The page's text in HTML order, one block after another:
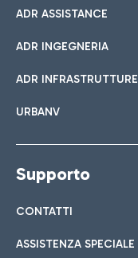
ADR ASSISTANCE
ADR INGEGNERIA
ADR INFRASTRUTTURE
URBANV
Supporto
CONTATTI
ASSISTENZA SPECIALE